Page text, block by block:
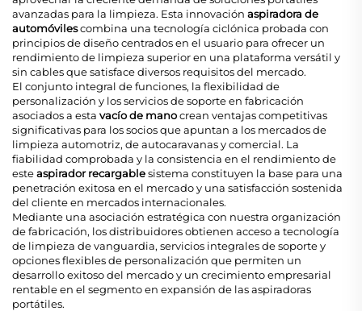
avanzadas para la limpieza. Esta innovación aspiradora de
automóvilescombina una tecnología ciclónica probada con
principios de diseño centrados en el usuario para ofrecer un
rendimiento de limpieza superior en una plataforma versátil y
sin cables que satisface diversos requisitos del mercado.
El conjunto integral de funciones, la flexibilidad de
personalización y los servicios de soporte en fabricación
asociados a esta vacío de manocrean ventajas competitivas
significativas para los socios que apuntan a los mercados de
limpieza automotriz, de autocaravanas y comercial. La
fiabilidad comprobada y la consistencia en el rendimiento de
esteaspirador recargablesistema constituyen la base para una
penetración exitosa en el mercado y una satisfacción sostenida
del cliente en mercados internacionales.
Mediante una asociación estratégica con nuestra organización
de fabricación, los distribuidores obtienen acceso a tecnología
de limpieza de vanguardia, servicios integrales de soporte y
opciones flexibles de personalización que permiten un
desarrollo exitoso del mercado y un crecimiento empresarial
rentable en el segmento en expansión de las aspiradoras
portátiles.